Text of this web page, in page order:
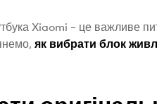
Xiaomi – це важливе
як вибрати блок